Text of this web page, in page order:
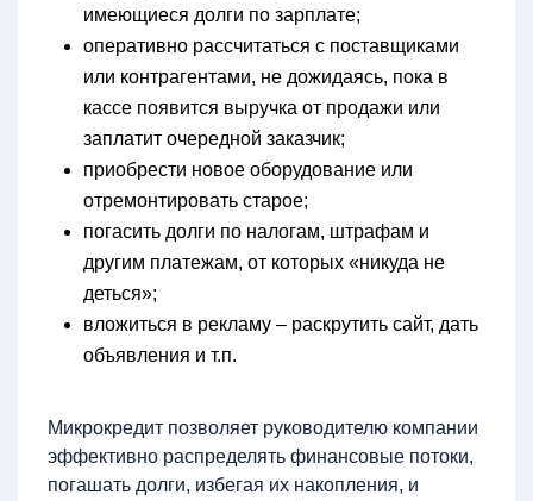
имеющиеся долги по зарплате;
оперативно рассчитаться с поставщиками
или контрагентами, не дожидаясь, пока в
кассе появится выручка от продажи или
заплатит очередной заказчик;
приобрести новое оборудование или
отремонтировать старое;
погасить долги по налогам, штрафам и
другим платежам, от которых «никуда не
деться»;
вложиться в рекламу – раскрутить сайт, дать
объявления и т.п.
Микрокредит позволяет руководителю компании
эффективно распределять финансовые потоки,
погашать долги, избегая их накопления, и